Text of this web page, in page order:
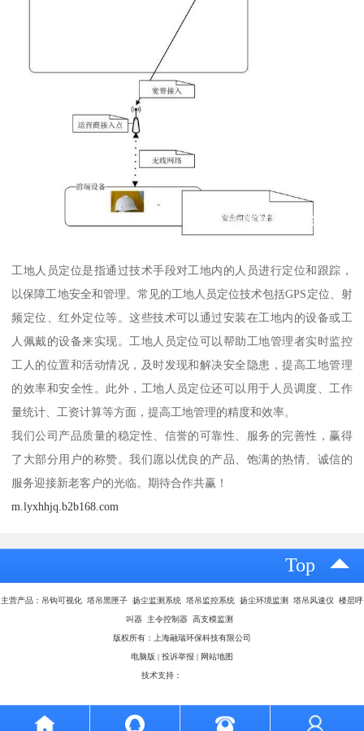
工地人员定位是指通过技术手段对工地内的人员进行定位和跟踪，
以保障工地安全和管理。常见的工地人员定位技术包括GPS定位、射
频定位、红外定位等。这些技术可以通过安装在工地内的设备或工
人佩戴的设备来实现。工地人员定位可以帮助工地管理者实时监控
工人的位置和活动情况，及时发现和解决安全隐患，提高工地管理
的效率和安全性。此外，工地人员定位还可以用于人员调度、工作
量统计、工资计算等方面，提高工地管理的精度和效率。
我们公司产品质量的稳定性、信誉的可靠性、服务的完善性，赢得
了大部分用户的称赞。我们愿以优良的产品、饱满的热情、诚信的
服务迎接新老客户的光临。期待合作共赢！
m.lyxhhjq.b2b168.com
Top
主营产品：吊钩可视化 塔吊黑匣子 扬尘监测系统 塔吊监控系统 扬尘环境监测 塔吊风速仪 楼层呼
叫器 主令控制器 高支模监测
版权所有：上海融瑞环保科技有限公司
电脑版 | 投诉举报 | 网站地图
技术支持：